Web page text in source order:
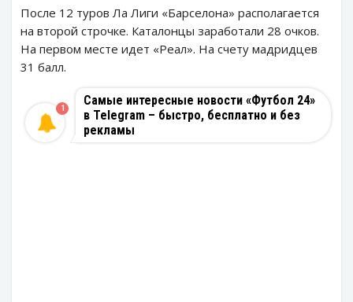
После 12 туров Ла Лиги «Барселона» располагается
на второй строчке. Каталонцы заработали 28 очков.
На первом месте идет «Реал». На счету мадридцев
31 балл.
Самые интересные новости «Футбол 24»
в Telegram – быстро, бесплатно и без
рекламы
1